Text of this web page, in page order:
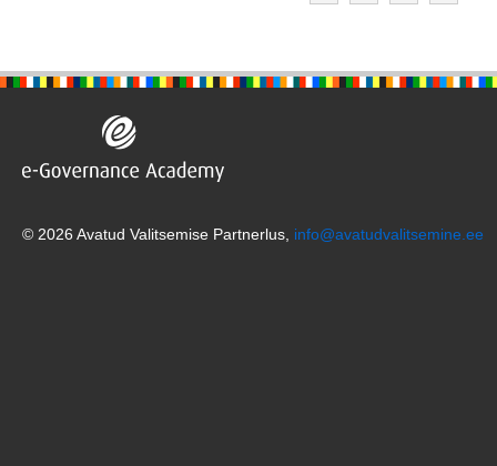
© 2026 Avatud Valitsemise Partnerlus, info@avatudvalitsemine.ee